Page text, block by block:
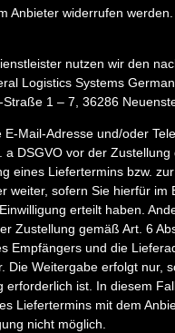
Anbieter widerrufen werden.
nutzen wir den
Logistics Systems
1 – 7, 36286
E-Mail-Adresse und/oder
a DSGVO vor der
eines Liefertermins bzw.
weiter, sofern Sie hierfür im
erteilt haben.
Zustellung gemäß Art. 6
Empfängers und die
Die Weitergabe erfolgt nur,
erforderlich ist. In diesem
Liefertermins mit dem
nicht möglich.